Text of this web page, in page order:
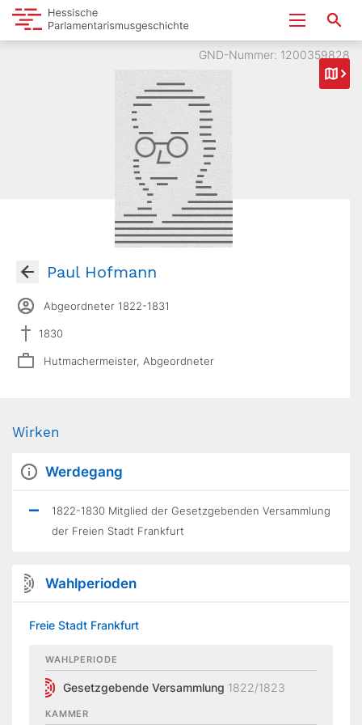
GND-Nummer: 1200359828
Paul Hofmann
Abgeordneter 1822-1831
1830
Hutmachermeister, Abgeordneter
Wirken
Werdegang
1822-1830 Mitglied der Gesetzgebenden Versammlung
der Freien Stadt Frankfurt
Wahlperioden
Freie Stadt Frankfurt
WAHLPERIODE
Gesetzgebende Versammlung 1822/1823
KAMMER